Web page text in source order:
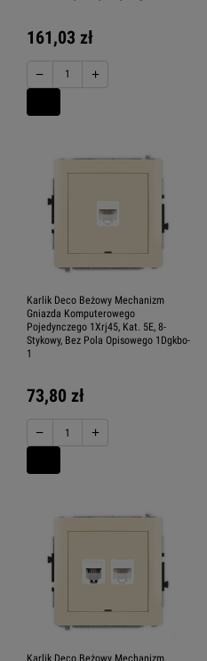
161,03 zł
− +
Karlik Deco Beżowy Mechanizm
Gniazda Komputerowego
Pojedynczego 1Xrj45, Kat. 5E, 8-
Stykowy, Bez Pola Opisowego 1Dgkbo-
1
73,80 zł
− +